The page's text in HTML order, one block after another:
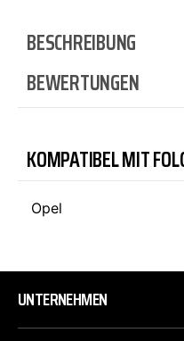
BESCHREIBUNG
BEWERTUNGEN
KOMPATIBEL MIT
Opel
UNTERNEHMEN